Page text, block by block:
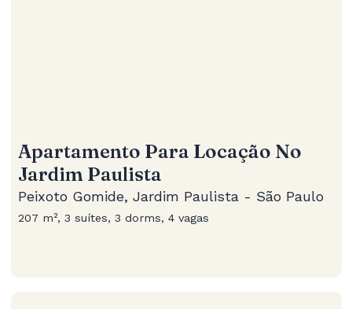
Apartamento Para Locação No
Jardim Paulista
Peixoto Gomide, Jardim Paulista - São Paulo
207 m², 3 suítes, 3 dorms, 4 vagas